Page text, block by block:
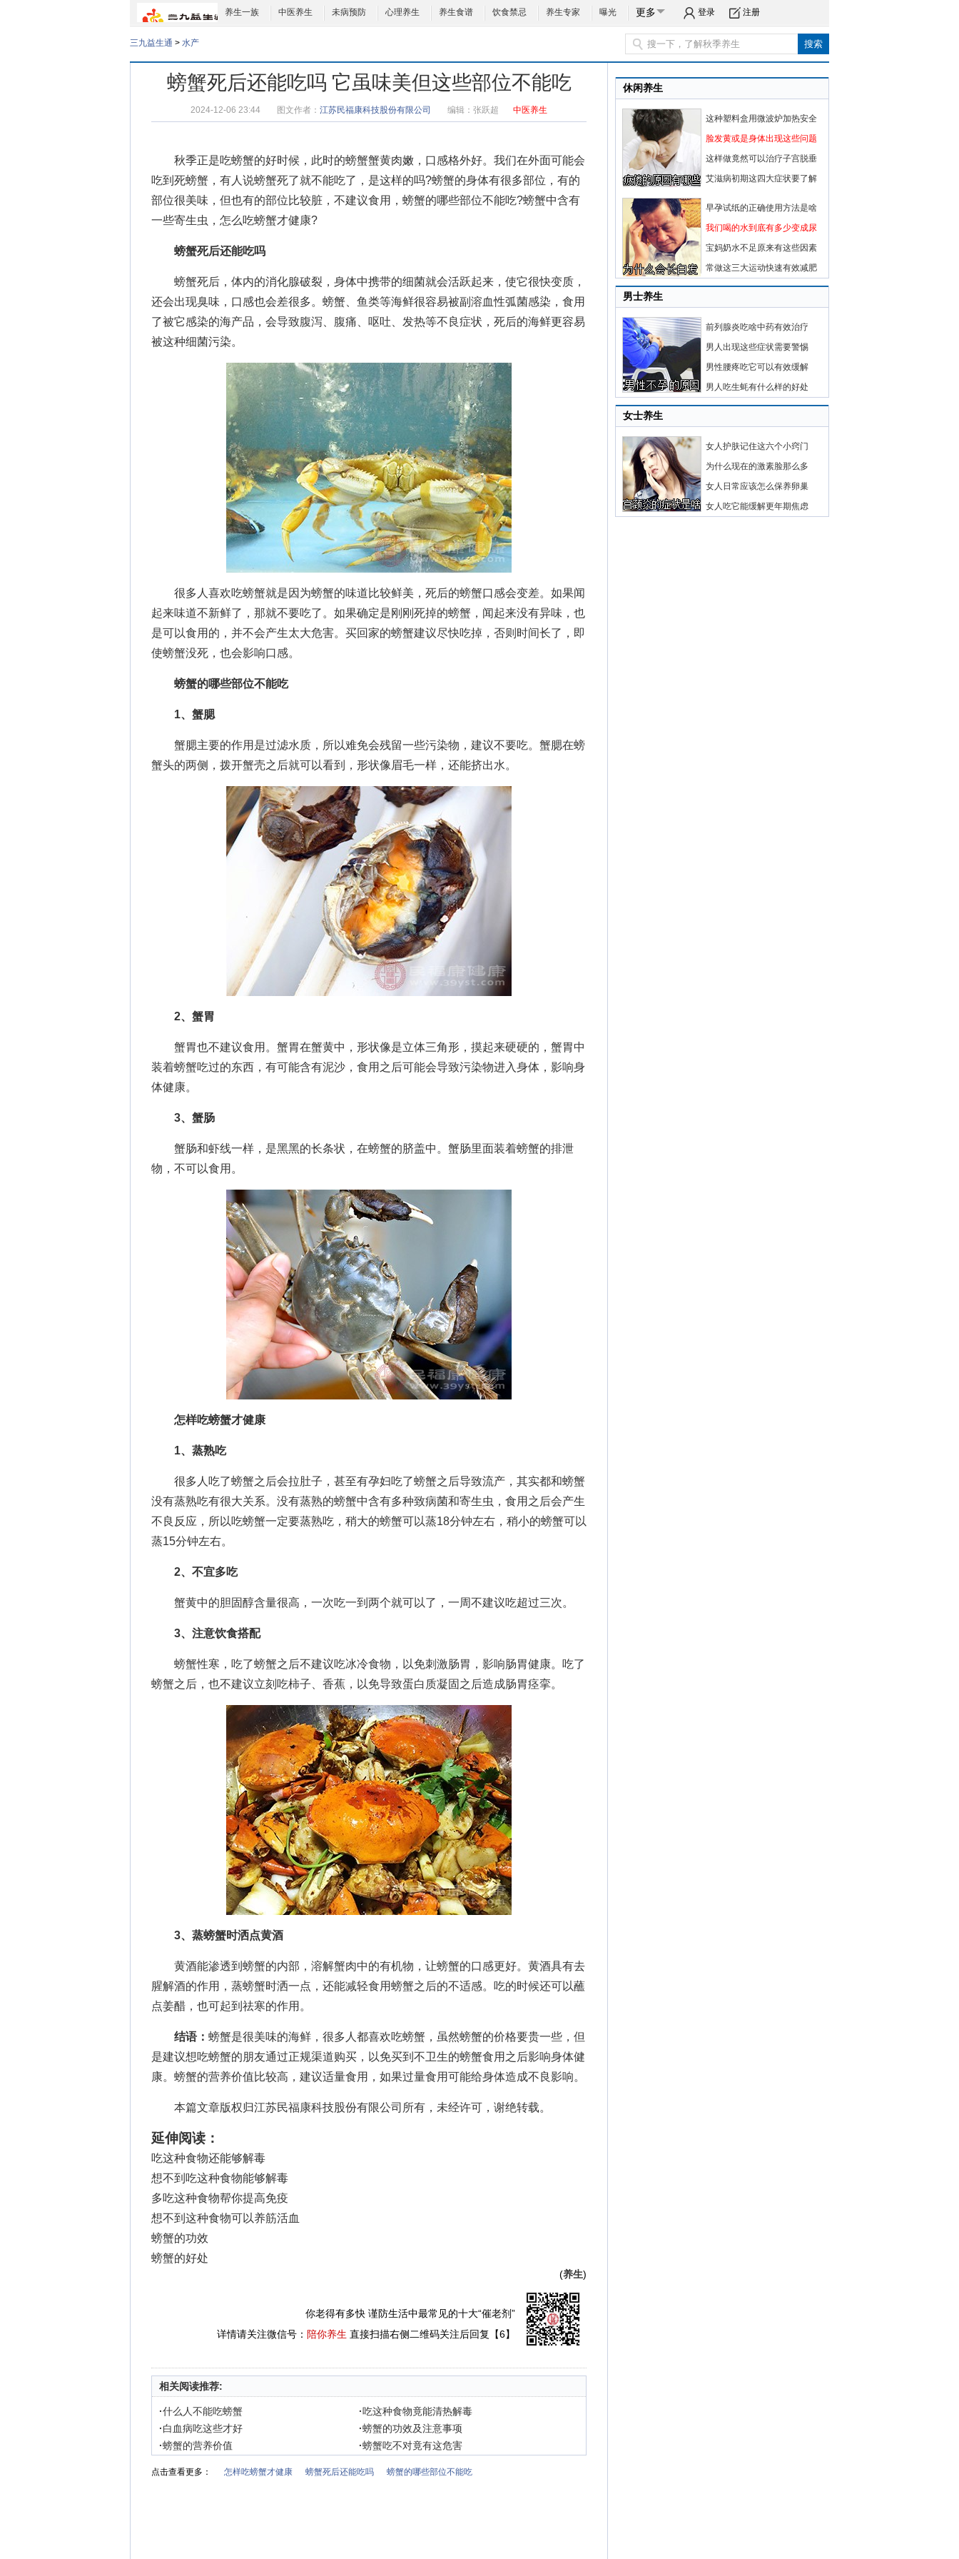
养生一族 中医养生 未病预防 心理养生 养生食谱 饮食禁忌 养生专家 曝光 更多 登录 注册
三九益生通 > 水产
螃蟹死后还能吃吗 它虽味美但这些部位不能吃
2024-12-06 23:44 图文作者： 江苏民福康科技股份有限公司 编辑： 张跃超 中医养生
秋季正是吃螃蟹的好时候，此时的螃蟹蟹黄肉嫩，口感格外好。我们在外面可能会
吃到死螃蟹，有人说螃蟹死了就不能吃了，是这样的吗?螃蟹的身体有很多部位，有的
部位很美味，但也有的部位比较脏，不建议食用， 螃蟹的哪些部位不能吃?螃蟹中含有
一些寄生虫，怎么吃螃蟹才健康?
螃蟹死后还能吃吗
螃蟹死后，体内的消化腺破裂，身体中携带的细菌就会活跃起来，使它很快变质，
还会出现臭味，口感也会差很多。螃蟹、鱼类等海鲜很容易被副溶血性弧菌感染，食用
了被它感染的海产品，会导致腹泻、腹痛、呕吐、发热等不良症状，死后的海鲜更容易
被这种细菌污染。
很多人喜欢吃螃蟹就是因为螃蟹的味道比较鲜美，死后的螃蟹口感会变差。如果闻
起来味道不新鲜了，那就不要吃了。如果确定是刚刚死掉的螃蟹，闻起来没有异味，也
是可以食用的，并不会产生太大危害。买回家的螃蟹建议尽快吃掉，否则时间长了，即
使螃蟹没死，也会影响口感。
螃蟹的哪些部位不能吃
1、蟹腮
蟹腮主要的作用是过滤水质，所以难免会残留一些污染物，建议不要吃。蟹腮在螃
蟹头的两侧，拨开蟹壳之后就可以看到，形状像眉毛一样，还能挤出水。
2、蟹胃
蟹胃也不建议食用。蟹胃在蟹黄中，形状像是立体三角形，摸起来硬硬的，蟹胃中
装着螃蟹吃过的东西，有可能含有泥沙，食用之后可能会导致污染物进入身体，影响身
体健康。
3、蟹肠
蟹肠和虾线一样，是黑黑的长条状，在螃蟹的脐盖中。蟹肠里面装着螃蟹的排泄
物，不可以食用。
怎样吃螃蟹才健康
1、蒸熟吃
很多人吃了螃蟹之后会拉肚子，甚至有孕妇吃了螃蟹之后导致流产，其实都和螃蟹
没有蒸熟吃有很大关系。没有蒸熟的螃蟹中含有多种致病菌和寄生虫，食用之后会产生
不良反应，所以吃螃蟹一定要蒸熟吃，稍大的螃蟹可以蒸18分钟左右，稍小的螃蟹可以
蒸15分钟左右。
2、不宜多吃
蟹黄中的胆固醇含量很高，一次吃一到两个就可以了，一周不建议吃超过三次。
3、注意饮食搭配
螃蟹性寒，吃了螃蟹之后不建议吃冰冷食物，以免刺激肠胃，影响肠胃健康。吃了
螃蟹之后，也不建议立刻吃柿子、香蕉，以免导致蛋白质凝固之后造成肠胃痉挛。
3、蒸螃蟹时洒点黄酒
黄酒能渗透到螃蟹的内部，溶解蟹肉中的有机物，让螃蟹的口感更好。黄酒具有去
腥解酒的作用，蒸螃蟹时洒一点，还能减轻食用螃蟹之后的不适感。吃的时候还可以蘸
点姜醋，也可起到祛寒的作用。
结语： 螃蟹是很美味的海鲜，很多人都喜欢吃螃蟹，虽然螃蟹的价格要贵一些，但
是建议想吃螃蟹的朋友通过正规渠道购买，以免买到不卫生的螃蟹食用之后影响身体健
康。螃蟹的营养价值比较高，建议适量食用，如果过量食用可能给身体造成不良影响。
本篇文章版权归江苏民福康科技股份有限公司所有，未经许可，谢绝转载。
延伸阅读：
吃这种食物还能够解毒
想不到吃这种食物能够解毒
多吃这种食物帮你提高免疫
想不到这种食物可以养筋活血
螃蟹的功效
螃蟹的好处
(养生)
你老得有多快 谨防生活中最常见的十大“催老剂”
详情请关注微信号： 陪你养生 直接扫描右侧二维码关注后回复【6】
相关阅读推荐:
·什么人不能吃螃蟹 ·吃这种食物竟能清热解毒
·白血病吃这些才好 ·螃蟹的功效及注意事项
·螃蟹的营养价值 ·螃蟹吃不对竟有这危害
点击查看更多： 怎样吃螃蟹才健康 螃蟹死后还能吃吗 螃蟹的哪些部位不能吃
休闲养生
这种塑料盒用微波炉加热安全
脸发黄或是身体出现这些问题
这样做竟然可以治疗子宫脱垂
艾滋病初期这四大症状要了解
早孕试纸的正确使用方法是啥
我们喝的水到底有多少变成尿
宝妈奶水不足原来有这些因素
常做这三大运动快速有效减肥
男士养生
前列腺炎吃啥中药有效治疗
男人出现这些症状需要警惕
男性腰疼吃它可以有效缓解
男人吃生蚝有什么样的好处
女士养生
女人护肤记住这六个小窍门
为什么现在的激素脸那么多
女人日常应该怎么保养卵巢
女人吃它能缓解更年期焦虑